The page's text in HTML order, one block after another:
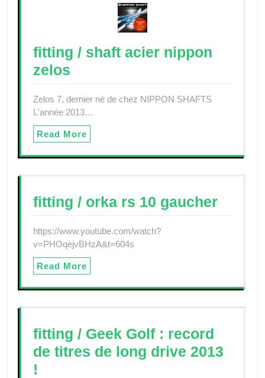
fitting / shaft acier nippon
zelos
Zelos 7, dernier né de chez NIPPON SHAFTS
L'année 2013…
Read More
fitting / orka rs 10 gaucher
https://www.youtube.com/watch?
v=PHOqejvBHzA&t=604s
Read More
fitting / Geek Golf : record
de titres de long drive 2013
!